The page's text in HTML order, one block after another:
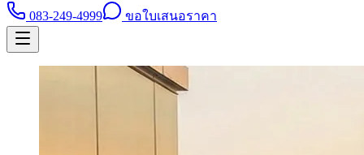
083-249-4999
ขอใบเสนอราคา